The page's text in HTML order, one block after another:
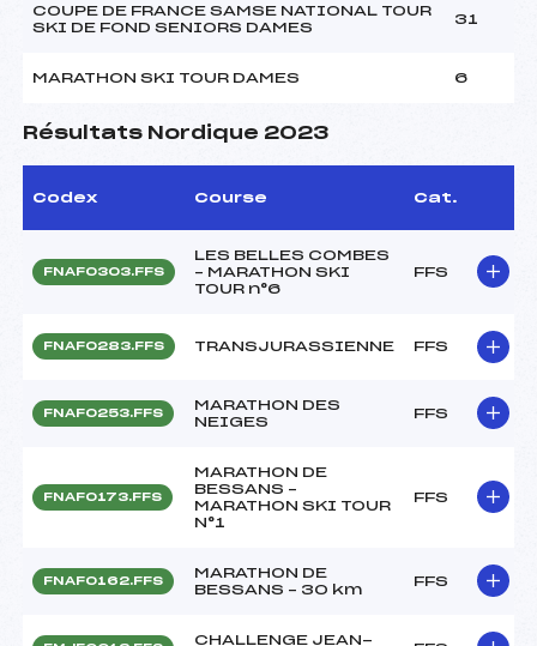
COUPE DE FRANCE SAMSE NATIONAL TOUR
SKI DE FOND SENIORS DAMES
31
MARATHON SKI TOUR DAMES 6
Résultats Nordique 2023
Codex Course Cat.
FNAF0303.FFS
LES BELLES COMBES
– MARATHON SKI
TOUR n°6
FFS
FNAF0283.FFS TRANSJURASSIENNE FFS
FNAF0253.FFS
MARATHON DES
NEIGES
FFS
FNAF0173.FFS
MARATHON DE
BESSANS –
MARATHON SKI TOUR
N°1
FFS
FNAF0162.FFS
MARATHON DE
BESSANS – 30 km
FFS
CHALLENGE JEAN-